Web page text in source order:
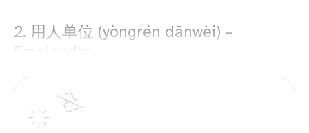
2. 用人单位 (yòngrén dānwèi) –